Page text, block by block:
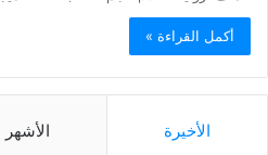
أكمل القراءة »
الأخيرة الأشهر